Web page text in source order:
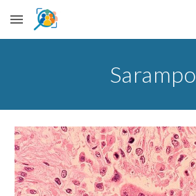
Skip to main content
Sarampo